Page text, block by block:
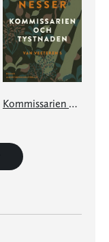
Kommissarien och tystnaden